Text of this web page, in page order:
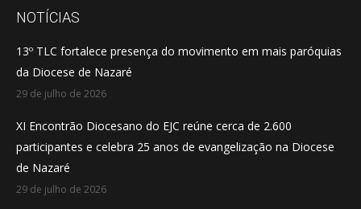
opens
new
window
opens
new
window
opens
new
window
NOTÍCIAS
13º TLC fortalece presença do movimento em mais paróquias
da Diocese de Nazaré
29 de julho de 2026
XI Encontrão Diocesano do EJC reúne cerca de 2.600
participantes e celebra 25 anos de evangelização na Diocese
de Nazaré
29 de julho de 2026